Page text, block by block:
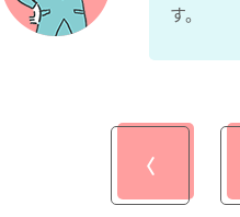
す。
〈